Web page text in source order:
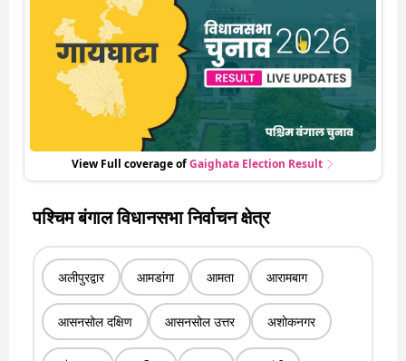
View Full coverage ofGaighata Election Result
पश्चिम बंगाल विधानसभा निर्वाचन क्षेत्र
अलीपुरद्वार आमडांगा आमता आरामबाग
आसनसोल दक्षिण आसनसोल उत्तर अशोकनगर